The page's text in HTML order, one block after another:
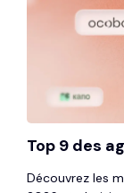
Top 9 des
Découvrez les